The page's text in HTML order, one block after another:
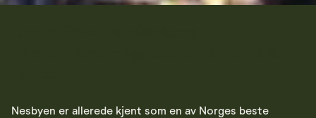
Nesbyen er allerede kjent som en av Norges beste